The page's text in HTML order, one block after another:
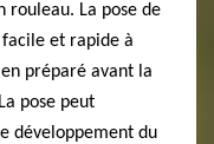
rouleau. La pose de
et rapide à
préparé avant la
pose peut
développement du